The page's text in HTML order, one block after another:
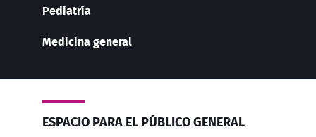
Pediatría
Medicina general
ESPACIO PARA EL PÚBLICO GENERAL